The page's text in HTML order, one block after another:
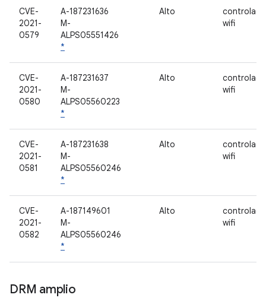
CVE-
2021-
0579
A-187231636
M-
ALPS05551426
*
Alto
wifi
CVE-
2021-
0580
A-187231637
M-
ALPS05560223
*
Alto
wifi
CVE-
2021-
0581
A-187231638
M-
ALPS05560246
*
Alto
wifi
CVE-
2021-
0582
A-187149601
M-
ALPS05560246
*
Alto
wifi
DRM amplio